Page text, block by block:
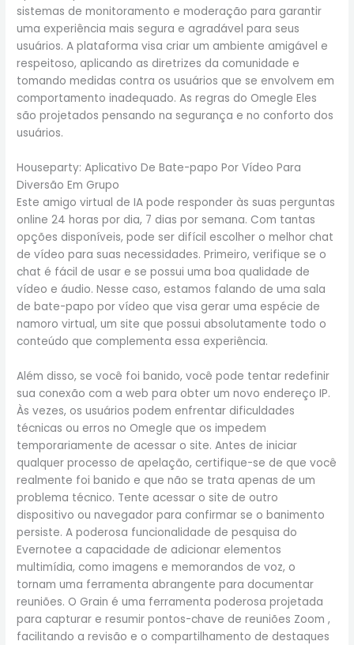
sistemas de monitoramento e moderação para garantir
uma experiência mais segura e agradável para seus
usuários. A plataforma visa criar um ambiente amigável e
respeitoso, aplicando as diretrizes da comunidade e
tomando medidas contra os usuários que se envolvem em
comportamento inadequado. As regras do Omegle Eles
são projetados pensando na segurança e no conforto dos
usuários.
Houseparty: Aplicativo De Bate-papo Por Vídeo Para
Diversão Em Grupo
Este amigo virtual de IA pode responder às suas perguntas
online 24 horas por dia, 7 dias por semana. Com tantas
opções disponíveis, pode ser difícil escolher o melhor chat
de vídeo para suas necessidades. Primeiro, verifique se o
chat é fácil de usar e se possui uma boa qualidade de
vídeo e áudio. Nesse caso, estamos falando de uma sala
de bate-papo por vídeo que visa gerar uma espécie de
namoro virtual, um site que possui absolutamente todo o
conteúdo que complementa essa experiência.
Além disso, se você foi banido, você pode tentar redefinir
sua conexão com a web para obter um novo endereço IP.
Às vezes, os usuários podem enfrentar dificuldades
técnicas ou erros no Omegle que os impedem
temporariamente de acessar o site. Antes de iniciar
qualquer processo de apelação, certifique-se de que você
realmente foi banido e que não se trata apenas de um
problema técnico. Tente acessar o site de outro
dispositivo ⁣ou navegador para confirmar se o banimento
persiste. A poderosa funcionalidade de pesquisa do
Evernotee a capacidade de adicionar elementos
multimídia, como imagens e memorandos de voz, o
tornam uma ferramenta abrangente para documentar
reuniões. O Grain é uma ferramenta poderosa projetada
para capturar e resumir pontos-chave de reuniões Zoom ,
facilitando a revisão e o compartilhamento de destaques